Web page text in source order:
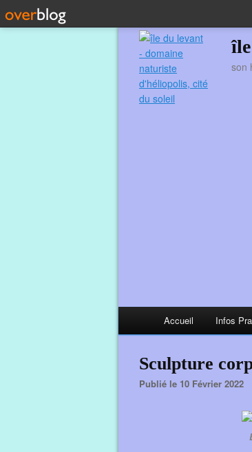
son
Accueil Infos
Sculpture
Publié le 10 Février 2022